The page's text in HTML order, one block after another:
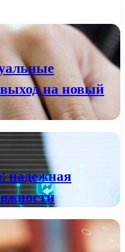
на новый
надежная